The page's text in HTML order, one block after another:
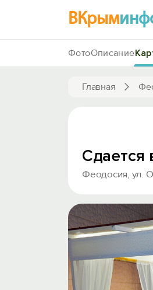
ВКрым
Главная
ФотоОписание
Сдается
Феодосия, ул.